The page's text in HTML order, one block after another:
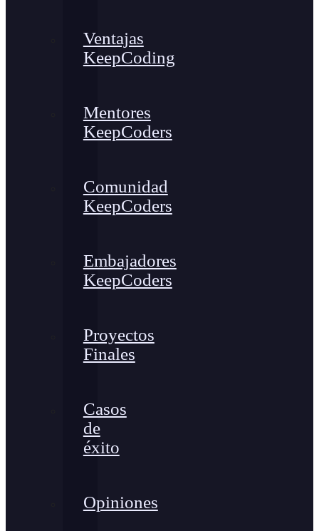
Ventajas
KeepCoding
Mentores
KeepCoders
Comunidad
KeepCoders
Embajadores
KeepCoders
Proyectos
Finales
Casos
de
éxito
Opiniones